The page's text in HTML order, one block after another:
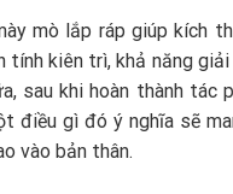
mò lắp ráp giúp kích
tính kiên trì, khả năng
sau khi hoàn thành tác
điều gì đó ý nghĩa sẽ
vào bản thân.